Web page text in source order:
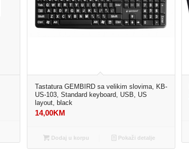
Tastatura GEMBIRD sa velikim slovima, KB-
US-103, Standard keyboard, USB, US
layout, black
14,00KM
Dodaj u korpu Pokaži detalje